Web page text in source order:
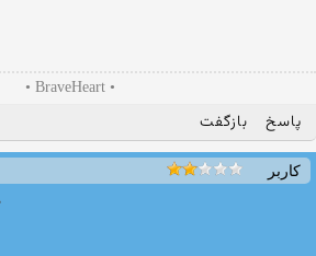
• BraveHeart •
پاسخ بازگفت
کاربر